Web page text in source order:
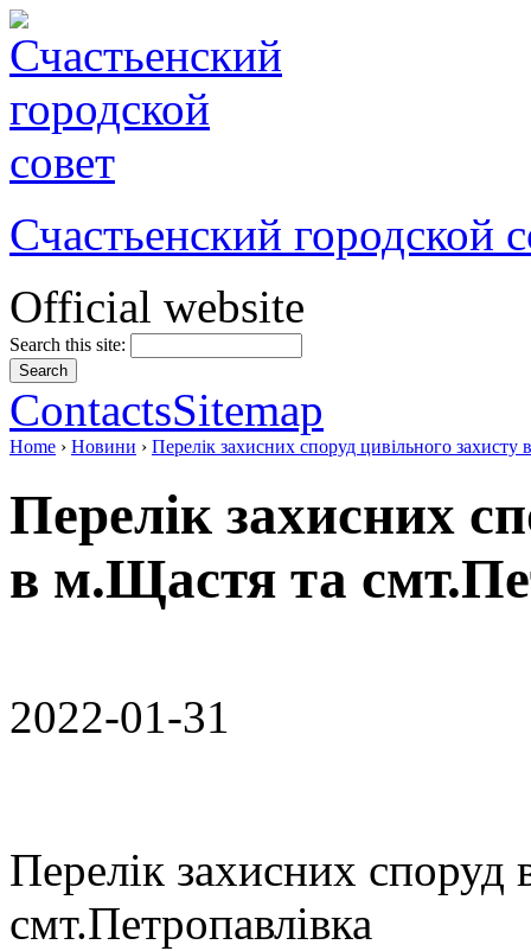
Счастьенский городской
Official website
Search this site:
ContactsSitemap
Home › Новини › Перелік захисних споруд цивільного
Перелік захисних
в м.Щастя та
2022-01-31
Перелік захисних
смт.Петропавлівка